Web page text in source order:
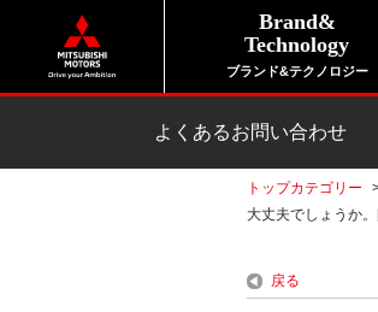
Brand&
Technology
ブランド&テクノロジー
よくあるお問い合わせ
トップカテゴリー
大丈夫でしょうか
戻る